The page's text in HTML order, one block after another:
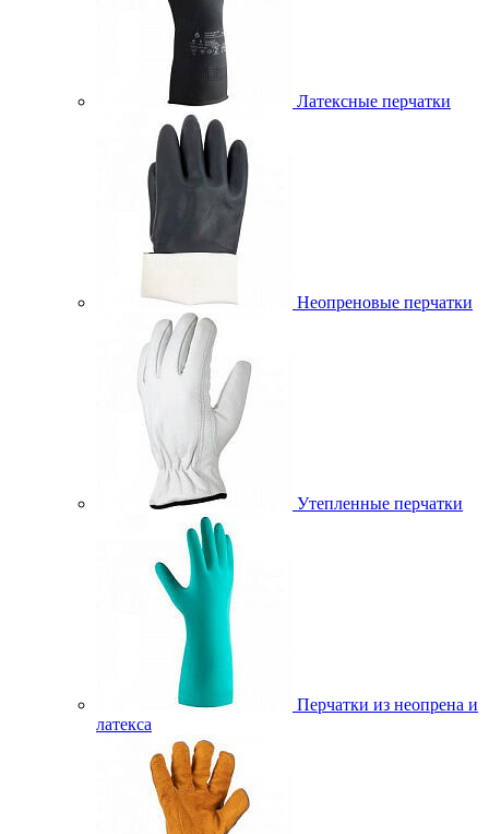
Латексные перчатки
Неопреновые перчатки
Утепленные перчатки
Перчатки из неопрена и
латекса